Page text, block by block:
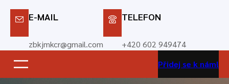
E-MAIL
zbkjmkcr@gmail.com
TELEFON
+420 602 949474
Přidej se k nám!